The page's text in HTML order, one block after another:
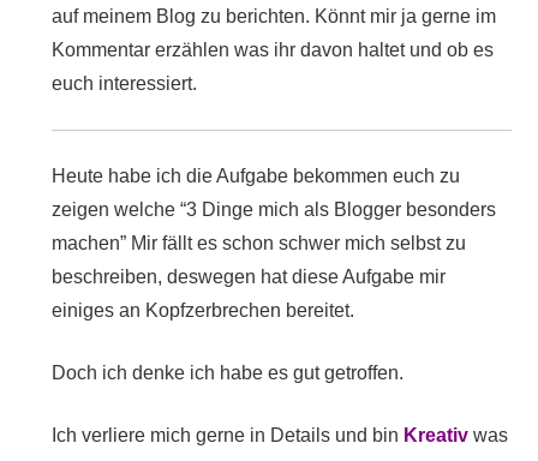
auf meinem Blog zu berichten. Könnt mir ja gerne im
Kommentar erzählen was ihr davon haltet und ob es
euch interessiert.
Heute habe ich die Aufgabe bekommen euch zu
zeigen welche “3 Dinge mich als Blogger besonders
machen” Mir fällt es schon schwer mich selbst zu
beschreiben, deswegen hat diese Aufgabe mir
einiges an Kopfzerbrechen bereitet.
Doch ich denke ich habe es gut getroffen.
Ich verliere mich gerne in Details und bin Kreativwas